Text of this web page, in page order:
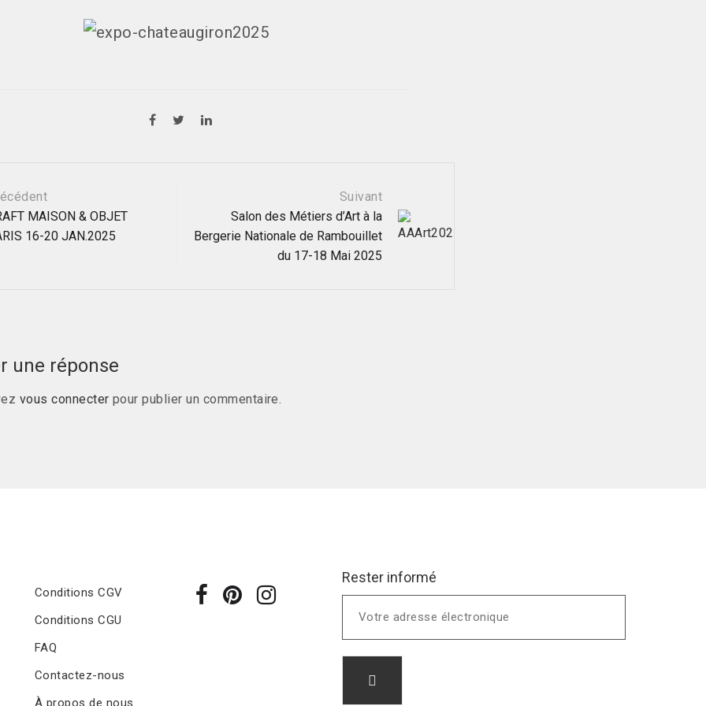
MAISON & OBJET
16-20 JAN.2025
Suivant
Salon des Métiers d’Art à la
Bergerie Nationale de Rambouillet
du 17-18 Mai 2025
une réponse
vous connecter pour publier un commentaire.
Conditions CGV
Conditions CGU
FAQ
Contactez-nous
À propos de nous
Rester informé